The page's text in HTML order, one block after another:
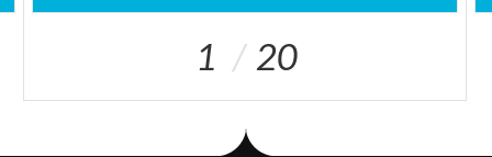
1 20